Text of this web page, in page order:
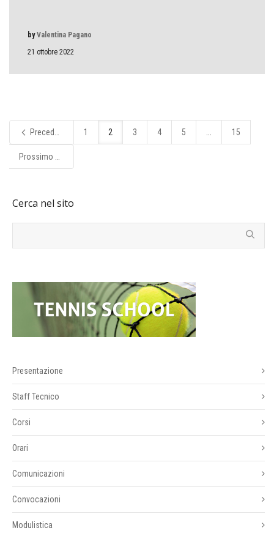
21 ottobre 2022
byValentina Pagano
Precedente 1 2 3 4 5 15
Cerca nel sito
Presentazione
Staff Tecnico
Corsi
Orari
Comunicazioni
Convocazioni
Modulistica